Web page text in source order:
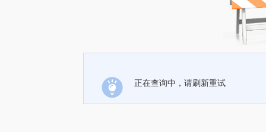
正在查询中，请刷新重试